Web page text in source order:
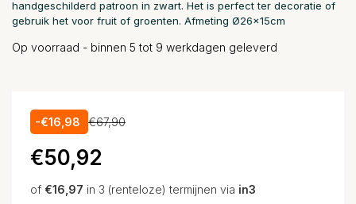
handgeschilderd patroon in zwart. Het is perfect ter decoratie of
gebruik het voor fruit of groenten. Afmeting Ø26x15cm
Op voorraad - binnen 5 tot 9 werkdagen geleverd
-€16,98 €67,90
€50,92
of €16,97 in 3 (renteloze) termijnen via in3